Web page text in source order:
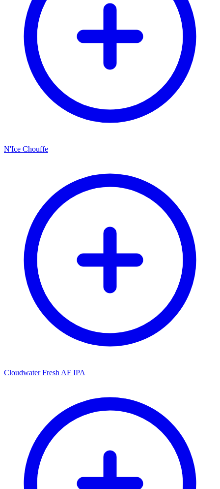
N'Ice Chouffe
Cloudwater Fresh AF IPA